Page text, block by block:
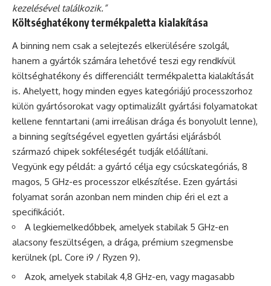
kezelésével találkozik.”
Költséghatékony termékpaletta kialakítása
A binning nem csak a selejtezés elkerülésére szolgál,
hanem a gyártók számára lehetővé teszi egy rendkívül
költséghatékony és differenciált termékpaletta kialakítását
is. Ahelyett, hogy minden egyes kategóriájú processzorhoz
külön gyártósorokat vagy optimalizált gyártási folyamatokat
kellene fenntartani (ami irreálisan drága és bonyolult lenne),
a binning segítségével egyetlen gyártási eljárásból
származó chipek sokféleségét tudják előállítani.
Vegyünk egy példát: a gyártó célja egy csúcskategóriás, 8
magos, 5 GHz-es processzor elkészítése. Ezen gyártási
folyamat során azonban nem minden chip éri el ezt a
specifikációt.
A legkiemelkedőbbek, amelyek stabilak 5 GHz-en
alacsony feszültségen, a drága, prémium szegmensbe
kerülnek (pl. Core i9 / Ryzen 9).
Azok, amelyek stabilak 4,8 GHz-en, vagy magasabb